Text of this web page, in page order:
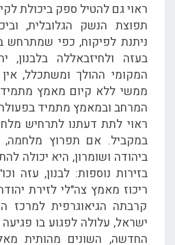
ראוי גם להטיל ספק ביכולת
תפוצת הנשק הגלובלית,
ניתנת לפיקוח, כפי
בעזה ולחיזבאללה בלבנון,
המקומי ההולך ומשתכלל,
ממשי ללא קיום מאמץ
המרחב ובמאמץ מתמיד
ראוי לתת דעתנו לתרחיש
במקביל. אם תפרוץ מלחמה,
ביהודה ושומרון, היא יכולה
בזירות נוספות: לבנון, עזה
ריכוז מאמץ צה"לי לזירת
קרבתה הגיאוגרפית למרכז
ישראל, עלולה לפגוע בו
החדשה, השונים מהותית